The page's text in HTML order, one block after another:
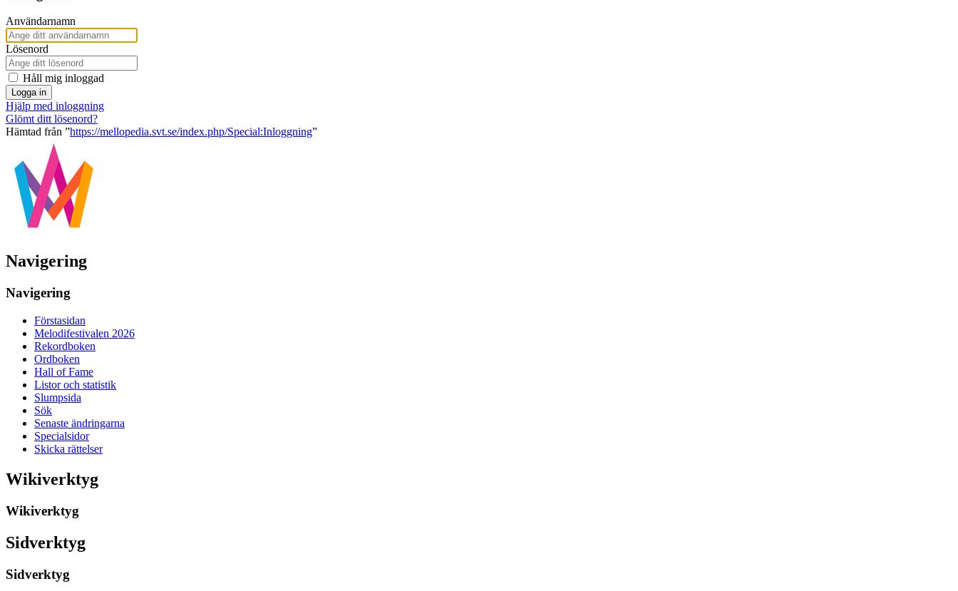
Användarnamn
Lösenord
Håll mig inloggad
Logga in
Hjälp med inloggning
Glömt ditt lösenord?
Hämtad från ”https://mellopedia.svt.se/index.php/Special:Inloggning”
Navigering
Navigering
Förstasidan
Melodifestivalen 2026
Rekordboken
Ordboken
Hall of Fame
Listor och statistik
Slumpsida
Sök
Senaste ändringarna
Specialsidor
Skicka rättelser
Wikiverktyg
Wikiverktyg
Sidverktyg
Sidverktyg